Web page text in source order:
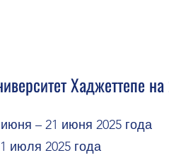
Хаджеттепе
– 21 июня 2025 года
июля 2025 года